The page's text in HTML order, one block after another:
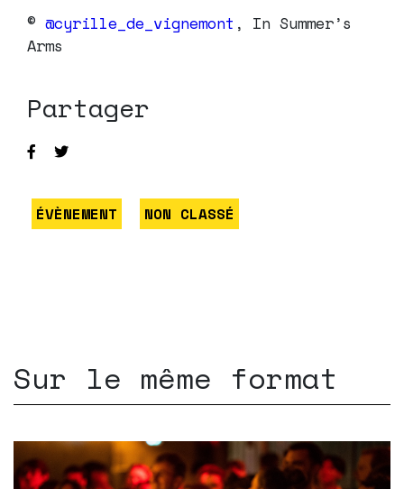
© @cyrille_de_vignemont , In Summer’s
Arms
Partager
ÉVÈNEMENT NON CLASSÉ
Sur le même format